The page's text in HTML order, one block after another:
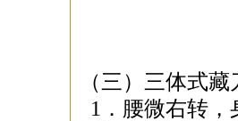
（三）三体式藏
1 ．腰微右转